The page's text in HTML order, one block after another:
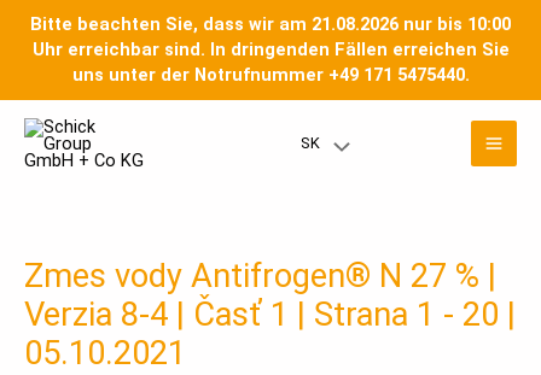
Bitte beachten Sie, dass wir am 21.08.2026 nur bis 10:00
Uhr erreichbar sind. In dringenden Fällen erreichen Sie
uns unter der Notrufnummer +49 171 5475440.
obsah
SK Prepínač
Zmes vody Antifrogen® N 27 % |
Verzia 8-4 | Časť 1 | Strana 1 - 20 |
05.10.2021